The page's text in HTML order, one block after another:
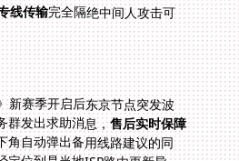
线传输完全隔绝中间人攻击可
新赛季开启后东京节点突发波
发出求助消息，售后实时保障
角自动弹出备用线路建议的同